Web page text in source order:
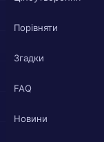
Порівняти
Згадки
FAQ
Новини